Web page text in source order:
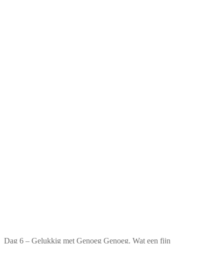
Dag 6 – Gelukkig met Genoeg Genoeg. Wat een fijn